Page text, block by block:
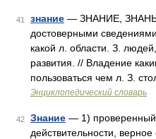
41 знание — ЗНАНИЕ,
достоверными
какой л. области. З.
развития. // Владение
пользоваться чем л. З.
Энциклопедический словарь
42 Знание — 1) проверенный
действительности,